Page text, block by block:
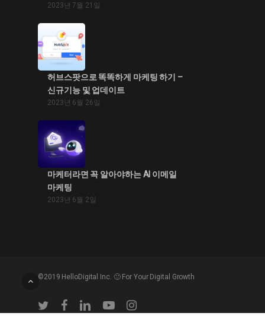
2023년 7월 21일
허브스팟으로 똑똑하게 마케팅 하기 –
신규기능 및 업데이트
2023년 6월 26일
마케터라면 꼭 알아야하는 AI 이메일
마케팅
2023년 6월 2일
©2019 HelloDigital Inc. 🙂 For Your Digital Growth
twitter facebooklinkedinyoutubeinstagram